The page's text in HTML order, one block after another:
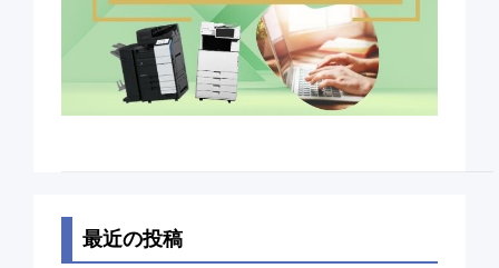
最近の投稿